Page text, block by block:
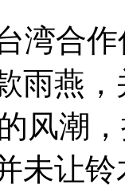
湾合
雨燕
风潮
未让